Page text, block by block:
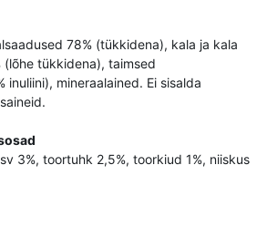
78% (tükkidena), kala ja kala
tükkidena), taimsed
inuliini), mineraalained. Ei sisalda
3%, toortuhk 2,5%, toorkiud 1%, niiskus